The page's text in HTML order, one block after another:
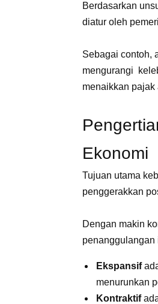
Berdasarkan
diatur oleh
Sebagai contoh,
mengurangi
menaikkan pajak
Ekonomi
Tujuan utama
penggerakkan
Dengan makin
penanggulangan
Ekspansif
menurunkan
Kontraktif